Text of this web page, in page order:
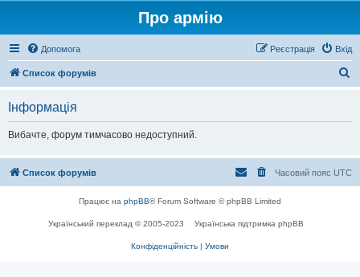
Про армію
Допомога Вхід
Реєстрація
Список форумів
Інформація
Вибачте, форум тимчасово недоступний.
Список форумів Часовий пояс UTC
Працює на phpBB® Forum Software © phpBB Limited
Український переклад © 2005-2023 Українська підтримка phpBB
Конфіденційність | Умови